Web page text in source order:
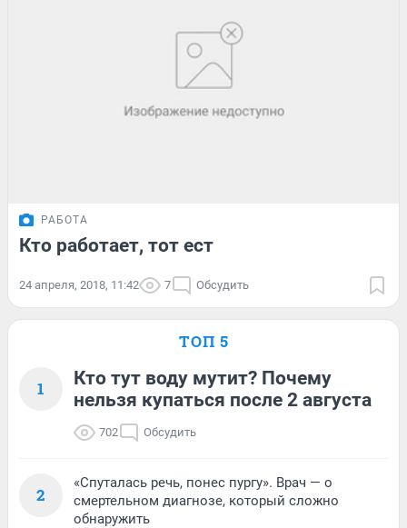
РАБОТА
Кто работает, тот ест
24 апреля, 2018, 11:42 7 Обсудить
ТОП 5
1
Кто тут воду мутит? Почему
нельзя купаться после 2 августа
702 Обсудить
2
«Спуталась речь, понес пургу». Врач — о
смертельном диагнозе, который сложно
обнаружить